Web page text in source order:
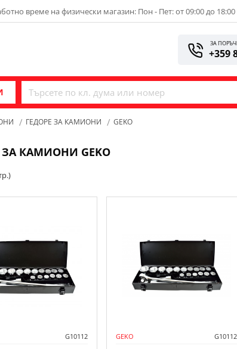
време на физически магазин: Пон - Пет: от 09:00 до
ЗА
+359
ГЕДОРЕ ЗА КАМИОНИ GEKO
ЗА КАМИОНИ GEKO
G10112 GEKO G10112